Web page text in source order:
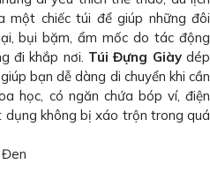
một chiếc túi để giúp những đôi
bụi bặm, ẩm mốc do tác động
đi khắp nơi. Túi Đựng Giàydép
bạn dễ dàng di chuyển khi cần
học, có ngăn chứa bóp ví, điện
không bị xáo trộn trong quá